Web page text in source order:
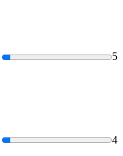
5
4